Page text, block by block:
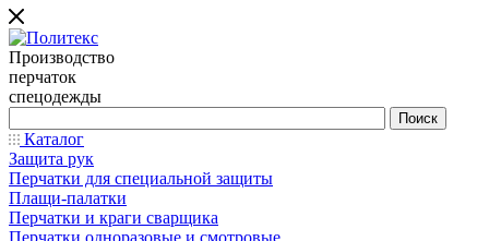
Производство
перчаток
спецодежды
Каталог
Защита рук
Перчатки для специальной защиты
Плащи-палатки
Перчатки и краги сварщика
Перчатки одноразовые и смотровые